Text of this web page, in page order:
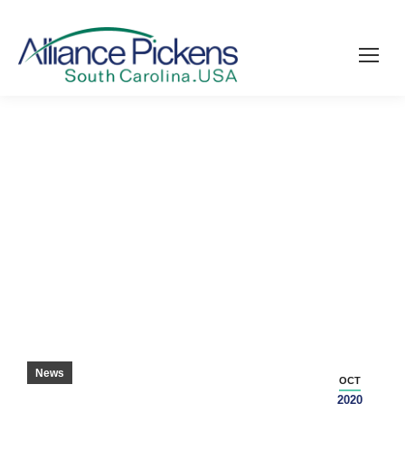
OCT
2020
News